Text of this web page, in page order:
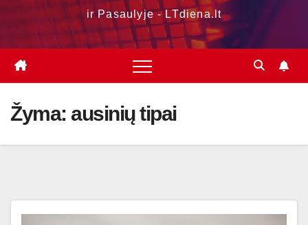
ir Pasaulyje - LTdiena.lt
Žyma: ausinių tipai